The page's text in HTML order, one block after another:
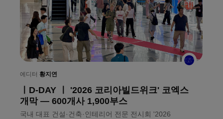
에디터 황지연
ㅣD-DAY ㅣ '2026 코리아빌드위크' 코엑스
개막 — 600개사 1,900부스
국내 대표 건설·건축·인테리어 전문 전시회 '2026